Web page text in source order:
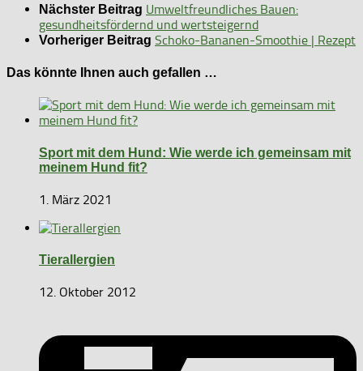
Nächster Beitrag Umweltfreundliches Bauen:
gesundheitsfördernd und wertsteigernd
Vorheriger Beitrag Schoko-Bananen-Smoothie | Rezept
Das könnte Ihnen auch gefallen …
Sport mit dem Hund: Wie werde ich gemeinsam mit
meinem Hund fit?
1. März 2021
Tierallergien
12. Oktober 2012